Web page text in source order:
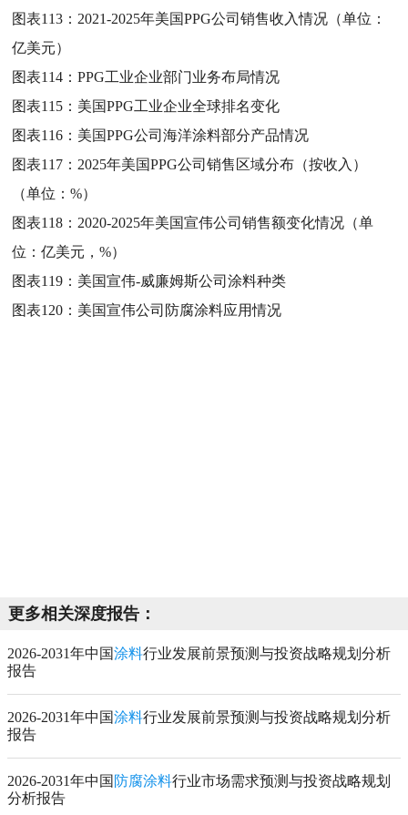
图表113： 2021-2025年美国PPG公司销售收入情况（单位：
亿美元）
图表114：PPG工业企业部门业务布局情况
图表115： 美国PPG工业企业全球排名变化
图表116： 美国PPG公司海洋涂料部分产品情况
图表117： 2025年美国PPG公司销售区域分布（按收入）
（单位：%）
图表118： 2020-2025年美国宣伟公司销售额变化情况（单
位：亿美元，%）
图表119： 美国宣伟-威廉姆斯公司涂料种类
图表120： 美国宣伟公司防腐涂料应用情况
更多相关深度报告：
2026-2031年中国涂料行业发展前景预测与投资战略规划分析
报告
2026-2031年中国涂料行业发展前景预测与投资战略规划分析
报告
2026-2031年中国 防腐涂料行业市场需求预测与投资战略规划
分析报告